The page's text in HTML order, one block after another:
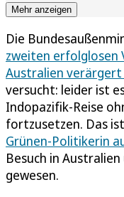
Mehr anzeigen
Die
zweiten erfolglosen
Australien verärgert
versucht: leider ist
Indopazifik-Reise
fortzusetzen. Das
Grünen-Politikerin
Besuch in
gewesen.